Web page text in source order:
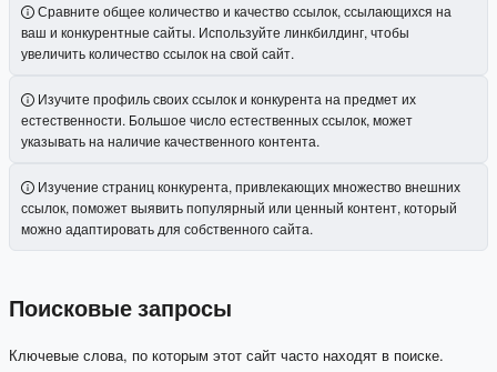
Сравните общее количество и качество ссылок, ссылающихся на
ваш и конкурентные сайты. Используйте линкбилдинг, чтобы
увеличить количество ссылок на свой сайт.
Изучите профиль своих ссылок и конкурента на предмет их
естественности. Большое число естественных ссылок, может
указывать на наличие качественного контента.
Изучение страниц конкурента, привлекающих множество внешних
ссылок, поможет выявить популярный или ценный контент, который
можно адаптировать для собственного сайта.
Поисковые запросы
Ключевые слова, по которым этот сайт часто находят в поиске.